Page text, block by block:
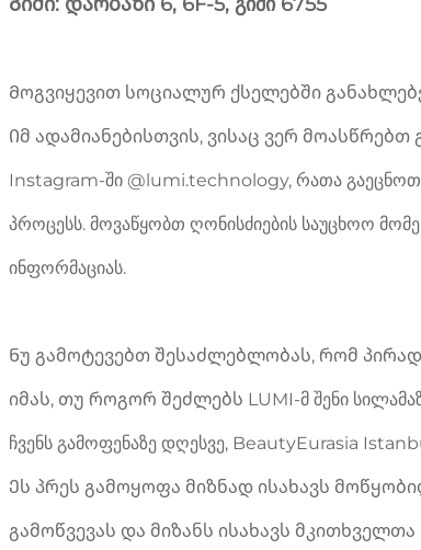
Მოგვიყევით სოციალურ ქსელებში
Იმ ადამიანებისთვის, ვისაც ვერ
Instagram-ში @lumi.technology, რათა
პროცესს. მოვაწყობთ ღონისძიების საუცხოო
ინფორმაციას.
Ნუ გამოტევებთ შესაძლებლობას, რომ
იმას, თუ როგორ შეძლებს LUMI-მ შენი
ჩვენს გამოფენაზე დღესვე, BeautyEurasia
Ეს პრეს გამოყოფა მიზნად ისახავს
გამოწვევას და მიზანს ისახავს